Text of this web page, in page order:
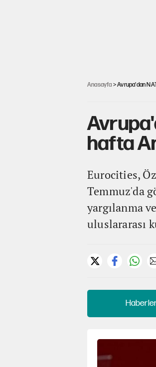
Anasayfa > Avrupa'dan
hafta
Eurocities,
Temmuz'da
yargılanma
uluslararası